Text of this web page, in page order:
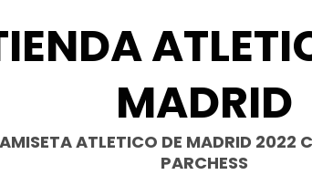
MADRID
ATLETICO DE MADRID 2022
PARCHESS